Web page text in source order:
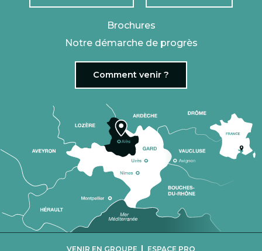
Brochures
Notre démarche de progrès
Comment venir ?
VENIR EN GROUPE ESPACE PRO